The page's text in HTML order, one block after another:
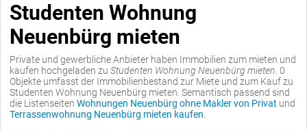
Studenten Wohnung
Neuenbürg mieten
Private und gewerbliche Anbieter haben Immobilien zum mieten und
kaufen hochgeladen zu Studenten Wohnung Neuenbürg mieten . 0
Objekte umfasst der Immobilienbestand zur Miete und zum Kauf zu
Studenten Wohnung Neuenbürg mieten. Semantisch passend sind
die Listenseiten Wohnungen Neuenbürg ohne Makler von Privat und
Terrassenwohnung Neuenbürg mieten kaufen